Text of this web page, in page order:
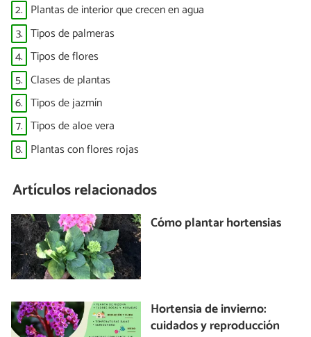
2. Plantas de interior que crecen en agua
3. Tipos de palmeras
4. Tipos de flores
5. Clases de plantas
6. Tipos de jazmín
7. Tipos de aloe vera
8. Plantas con flores rojas
Artículos relacionados
Cómo plantar hortensias
Hortensia de invierno:
cuidados y reproducción